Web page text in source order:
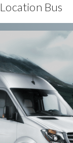
Location Bus